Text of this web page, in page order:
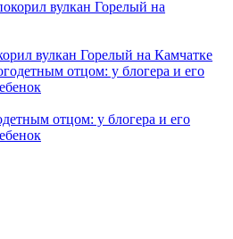
вулкан Горелый на Камчатке
отцом: у блогера и его